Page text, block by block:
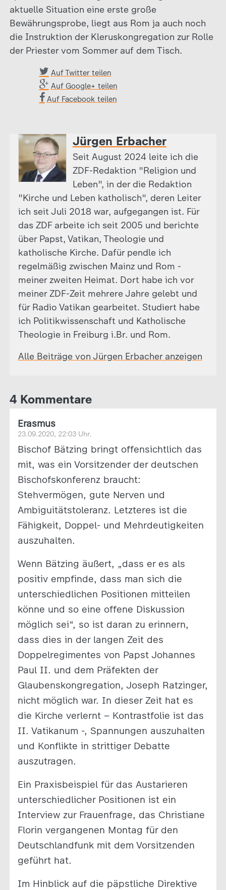
aktuelle Situation eine erste große
Bewährungsprobe, liegt aus Rom ja auch noch
die Instruktion der Kleruskongregation zur Rolle
der Priester vom Sommer auf dem Tisch.
Auf Twitter teilen
Auf Google+ teilen
Auf Facebook teilen
Jürgen Erbacher
Seit August 2024 leite ich die
ZDF-Redaktion "Religion und
Leben", in der die Redaktion
"Kirche und Leben katholisch", deren Leiter
ich seit Juli 2018 war, aufgegangen ist. Für
das ZDF arbeite ich seit 2005 und berichte
über Papst, Vatikan, Theologie und
katholische Kirche. Dafür pendle ich
regelmäßig zwischen Mainz und Rom -
meiner zweiten Heimat. Dort habe ich vor
meiner ZDF-Zeit mehrere Jahre gelebt und
für Radio Vatikan gearbeitet. Studiert habe
ich Politikwissenschaft und Katholische
Theologie in Freiburg i.Br. und Rom.
Alle Beiträge von Jürgen Erbacher anzeigen
4 Kommentare
Erasmus
23.09.2020, 22:03 Uhr.
Bischof Bätzing bringt offensichtlich das
mit, was ein Vorsitzender der deutschen
Bischofskonferenz braucht:
Stehvermögen, gute Nerven und
Ambiguitätstoleranz. Letzteres ist die
Fähigkeit, Doppel- und Mehrdeutigkeiten
auszuhalten.
Wenn Bätzing äußert, „dass er es als
positiv empfinde, dass man sich die
unterschiedlichen Positionen mitteilen
könne und so eine offene Diskussion
möglich sei“, so ist daran zu erinnern,
dass dies in der langen Zeit des
Doppelregimentes von Papst Johannes
Paul II. und dem Präfekten der
Glaubenskongregation, Joseph Ratzinger,
nicht möglich war. In dieser Zeit hat es
die Kirche verlernt – Kontrastfolie ist das
II. Vatikanum -, Spannungen auszuhalten
und Konflikte in strittiger Debatte
auszutragen.
Ein Praxisbeispiel für das Austarieren
unterschiedlicher Positionen ist ein
Interview zur Frauenfrage, das Christiane
Florin vergangenen Montag für den
Deutschlandfunk mit dem Vorsitzenden
geführt hat.
Im Hinblick auf die päpstliche Direktive